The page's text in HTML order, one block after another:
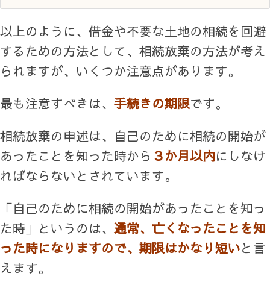
以上のように、借金や不要な土地の相続を回避
するための方法として、相続放棄の方法が考え
られますが、いくつか注意点があります。
最も注意すべきは、 手続きの期限です。
相続放棄の申述は、自己のために相続の開始が
あったことを知った時から ３か月以内にしなけ
ればならないとされています。
「自己のために相続の開始があったことを知っ
た時」というのは、 通常、亡くなったことを知
った時になりますので、期限はかなり短いと言
えます。